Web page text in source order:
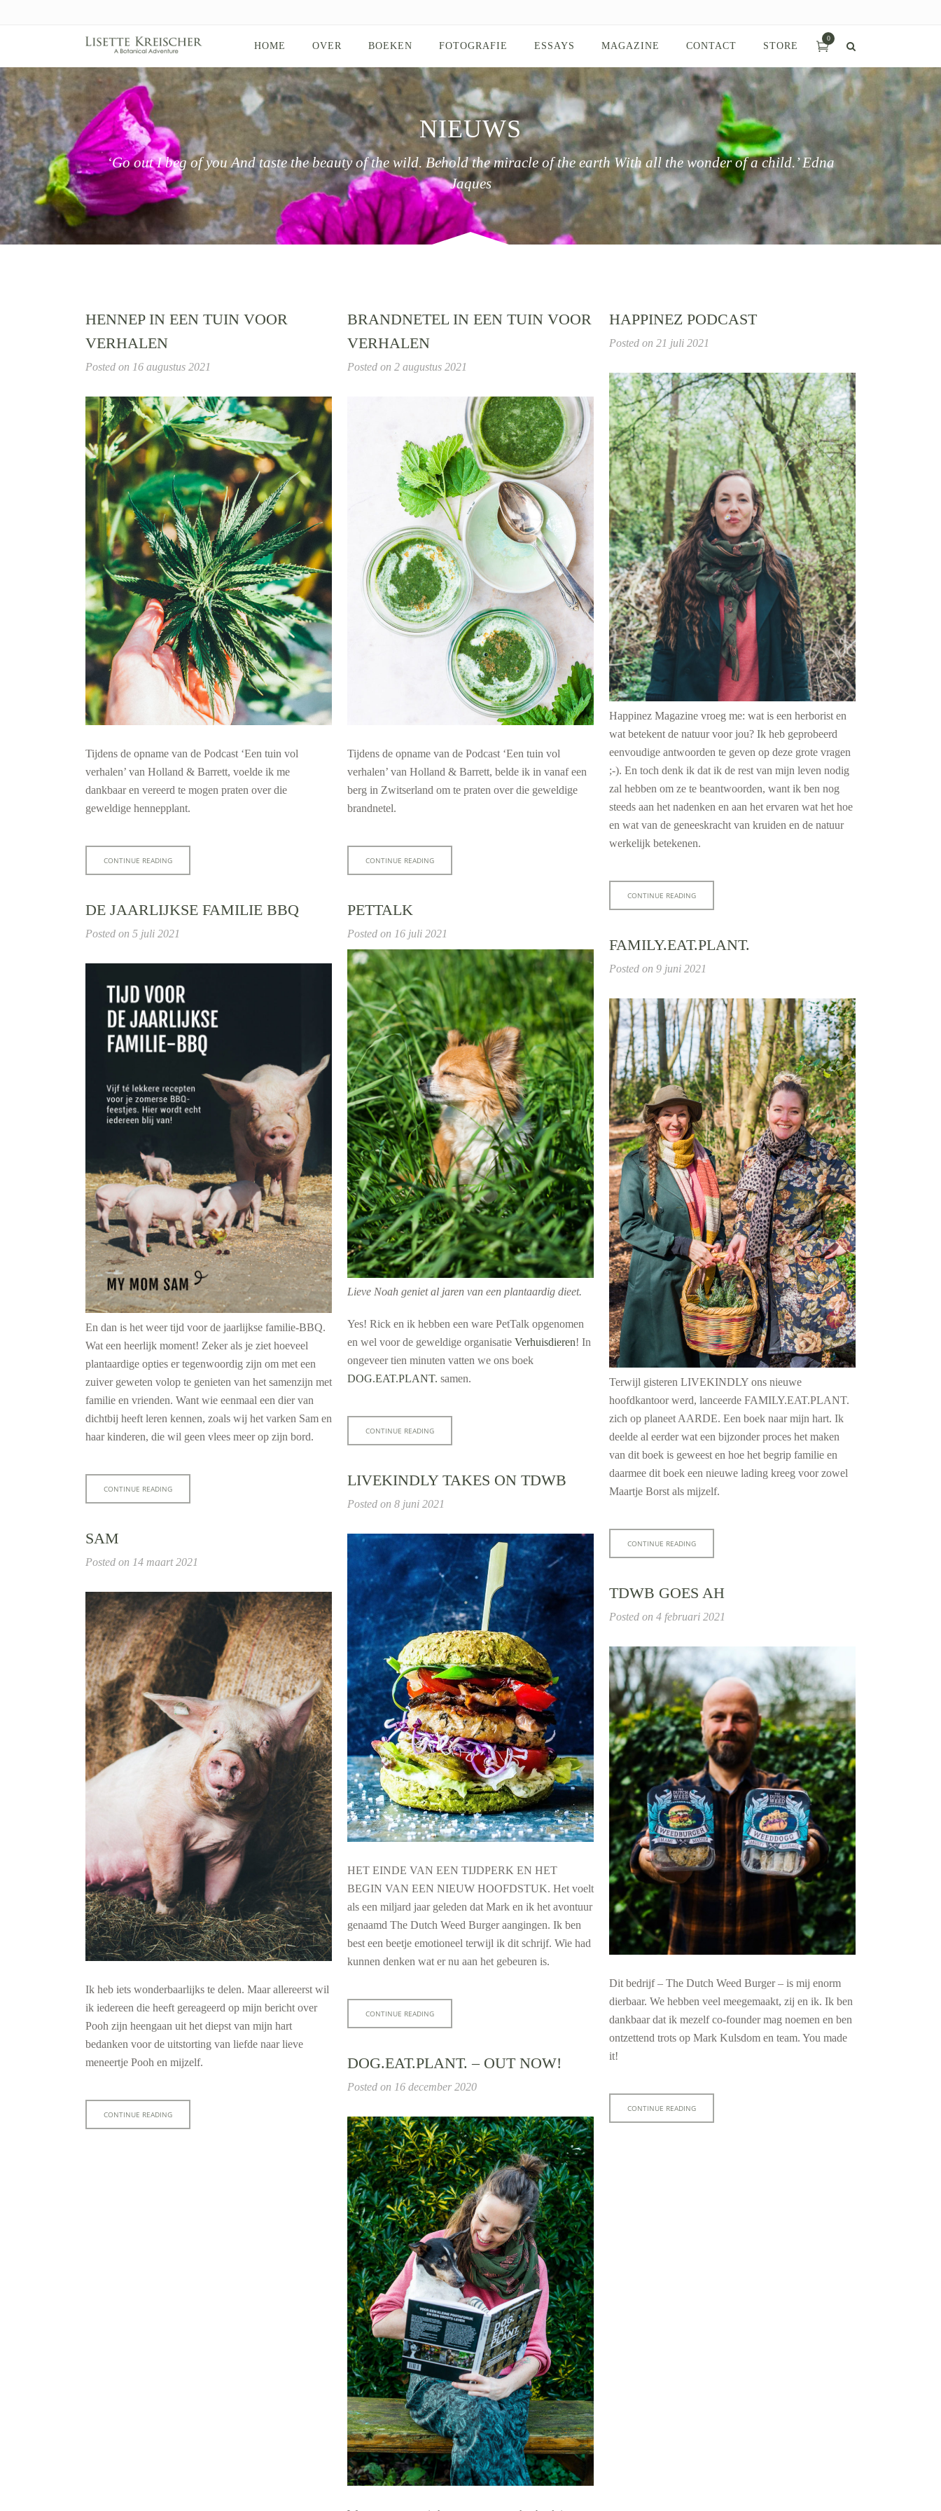
0
HOME OVER BOEKEN FOTOGRAFIE ESSAYS MAGAZINE CONTACT STORE
NIEUWS
ʻGo out I beg of you And taste the beauty of the wild. Behold the miracle of the earth With all the wonder of a child.’ Edna
Jaques
HENNEP IN EEN TUIN VOOR
VERHALEN
Posted on 16 augustus 2021
Tijdens de opname van de Podcast ‘Een tuin vol
verhalen’ van Holland & Barrett, voelde ik me
dankbaar en vereerd te mogen praten over die
geweldige hennepplant.
CONTINUE READING
BRANDNETEL IN EEN TUIN VOOR
VERHALEN
Posted on 2 augustus 2021
Tijdens de opname van de Podcast ‘Een tuin vol
verhalen’ van Holland & Barrett, belde ik in vanaf een
berg in Zwitserland om te praten over die geweldige
brandnetel.
CONTINUE READING
HAPPINEZ PODCAST
Posted on 21 juli 2021
Happinez Magazine vroeg me: wat is een herborist en
wat betekent de natuur voor jou? Ik heb geprobeerd
eenvoudige antwoorden te geven op deze grote vragen
;-). En toch denk ik dat ik de rest van mijn leven nodig
zal hebben om ze te beantwoorden, want ik ben nog
steeds aan het nadenken en aan het ervaren wat het hoe
en wat van de geneeskracht van kruiden en de natuur
werkelijk betekenen.
CONTINUE READING
PETTALK
Posted on 16 juli 2021
Lieve Noah geniet al jaren van een plantaardig dieet.
Yes! Rick en ik hebben een ware PetTalk opgenomen
en wel voor de geweldige organisatie Verhuisdieren! In
ongeveer tien minuten vatten we ons boek
DOG.EAT.PLANT. samen.
CONTINUE READING
DE JAARLIJKSE FAMILIE BBQ
Posted on 5 juli 2021
En dan is het weer tijd voor de jaarlijkse familie-BBQ.
Wat een heerlijk moment! Zeker als je ziet hoeveel
plantaardige opties er tegenwoordig zijn om met een
zuiver geweten volop te genieten van het samenzijn met
familie en vrienden. Want wie eenmaal een dier van
dichtbij heeft leren kennen, zoals wij het varken Sam en
haar kinderen, die wil geen vlees meer op zijn bord.
CONTINUE READING
FAMILY.EAT.PLANT.
Posted on 9 juni 2021
Terwijl gisteren LIVEKINDLY ons nieuwe
hoofdkantoor werd, lanceerde FAMILY.EAT.PLANT.
zich op planeet AARDE. Een boek naar mijn hart. Ik
deelde al eerder wat een bijzonder proces het maken
van dit boek is geweest en hoe het begrip familie en
daarmee dit boek een nieuwe lading kreeg voor zowel
Maartje Borst als mijzelf.
CONTINUE READING
LIVEKINDLY TAKES ON TDWB
Posted on 8 juni 2021
HET EINDE VAN EEN TIJDPERK EN HET
BEGIN VAN EEN NIEUW HOOFDSTUK. Het voelt
als een miljard jaar geleden dat Mark en ik het avontuur
genaamd The Dutch Weed Burgeraangingen. Ik ben
best een beetje emotioneel terwijl ik dit schrijf. Wie had
kunnen denken wat er nu aan het gebeuren is.
CONTINUE READING
SAM
Posted on 14 maart 2021
Ik heb iets wonderbaarlijks te delen. Maar allereerst wil
ik iedereen die heeft gereageerd op mijn bericht over
Pooh zijn heengaan uit het diepst van mijn hart
bedanken voor de uitstorting van liefde naar lieve
meneertje Pooh en mijzelf.
CONTINUE READING
TDWB GOES AH
Posted on 4 februari 2021
Dit bedrijf – The Dutch Weed Burger – is mij enorm
dierbaar. We hebben veel meegemaakt, zij en ik. Ik ben
dankbaar dat ik mezelf co-founder mag noemen en ben
ontzettend trots op Mark Kulsdom en team. You made
it!
CONTINUE READING
DOG.EAT.PLANT. – OUT NOW!
Posted on 16 december 2020